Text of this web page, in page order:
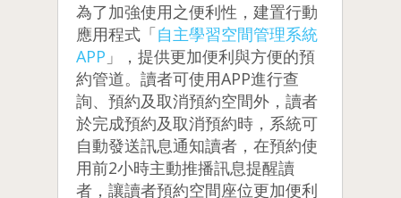
為了加強使用之便利性，建置行動
應用程式「自主學習空間管理系統
APP 」，提供更加便利與方便的預
約管道。讀者可使用APP進行查
詢、預約及取消預約空間外，讀者
於完成預約及取消預約時，系統可
自動發送訊息通知讀者，在預約使
用前2小時主動推播訊息提醒讀
者，讓讀者預約空間座位更加便利